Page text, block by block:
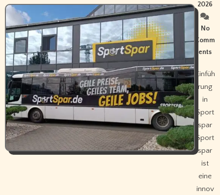
2026
No
Comm
ents
Einfüh
rung
in
Sport
spar
Sport
spar
ist
eine
innov